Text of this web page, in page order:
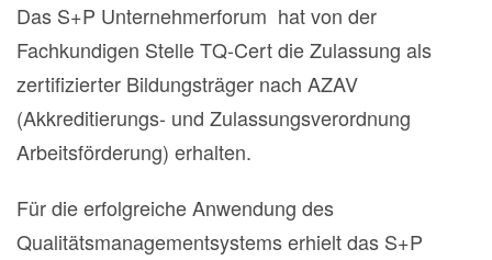
Das S+P Unternehmerforum hat von der
Fachkundigen Stelle TQ-Cert die Zulassung als
zertifizierter Bildungsträger nach AZAV
(Akkreditierungs- und Zulassungsverordnung
Arbeitsförderung) erhalten.
Für die erfolgreiche Anwendung des
Qualitätsmanagementsystems erhielt das S+P